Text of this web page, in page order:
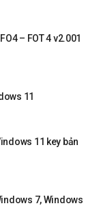
– FOT 4 v2.001
11
11 key bản
7, Windows